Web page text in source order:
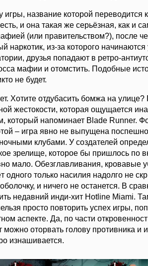
игры, название которой переводится
и она такая же серьёзная, как и
(или правительством?), после
наркотик, из-за которого
друзья попадают в ретро-
мафии и отомстить. Подобные
не будет.
Хотите отдубасить бомжа на улице?
жестокости, которая ощущается
который напоминает Blade Runner.
– игра явно не выпущена
клубами. У создателей
зрелище, которое бы пришлось по
мало. Обезглавливания, кровавые
одного только насилия надолго не
и ничего не останется. В
недавний инди-хит Hotline Miami.
просто повторить успех игры,
аспекте. Да, по части
можно оторвать голову противника и
изнашивается.